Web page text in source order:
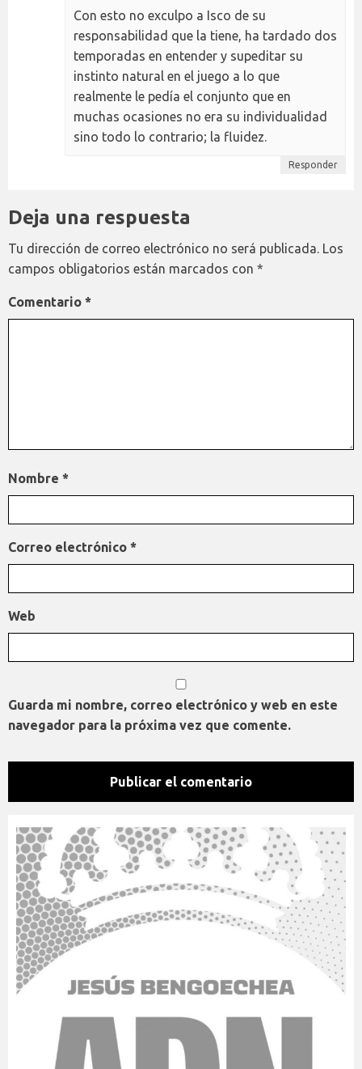
Con esto no exculpo a Isco de su
responsabilidad que la tiene, ha tardado dos
temporadas en entender y supeditar su
instinto natural en el juego a lo que
realmente le pedía el conjunto que en
muchas ocasiones no era su individualidad
sino todo lo contrario; la fluidez.
Responder
Deja una respuesta
Tu dirección de correo electrónico no será publicada. Los
campos obligatorios están marcados con *
Comentario *
Nombre *
Correo electrónico *
Web
Guarda mi nombre, correo electrónico y web en este
navegador para la próxima vez que comente.